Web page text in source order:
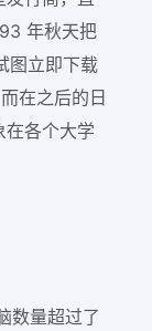
年秋天把
图立即下载
在之后的日
各个大学
数量超过了